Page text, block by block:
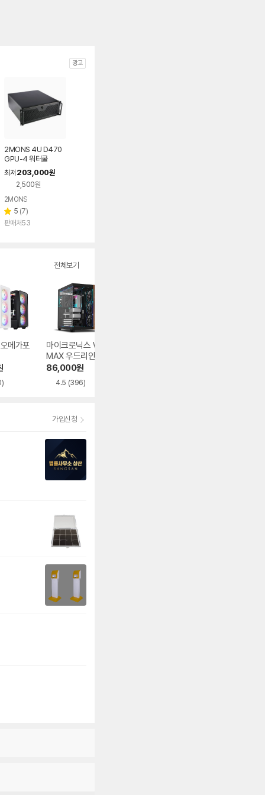
광고
2MONS 4U D470
GPU-4 워터쿨
최저 203,000원
2,500원
2MONS
별
점
5 리
뷰
(7)
판매처53
전체보기
메가포
마이크로닉스 WIZ
MAX 우드리안 MA
X
86,000원
4.5 (396)
가입신청